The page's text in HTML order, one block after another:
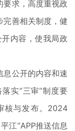
要求，高度重视政
完善相关制度，健
内容，使我局政
公开的内容和速
实“三审”制度要
核与发布。2024
江”APP推送信息